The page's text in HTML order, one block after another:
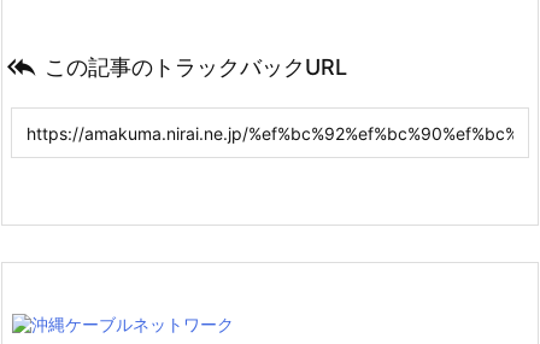
 この記事のトラックバックURL